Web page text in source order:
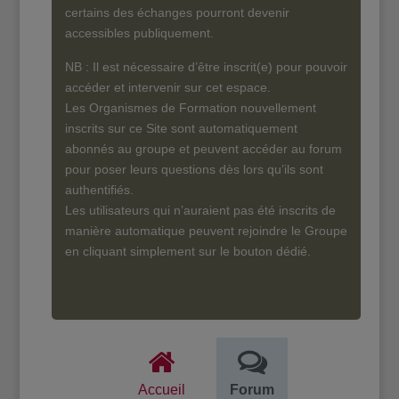
certains des échanges pourront devenir
accessibles publiquement.
NB : Il est nécessaire d’être inscrit(e) pour pouvoir
accéder et intervenir sur cet espace.
Les Organismes de Formation nouvellement
inscrits sur ce Site sont automatiquement
abonnés au groupe et peuvent accéder au forum
pour poser leurs questions dès lors qu’ils sont
authentifiés.
Les utilisateurs qui n’auraient pas été inscrits de
manière automatique peuvent rejoindre le Groupe
en cliquant simplement sur le bouton dédié.
Accueil Forum